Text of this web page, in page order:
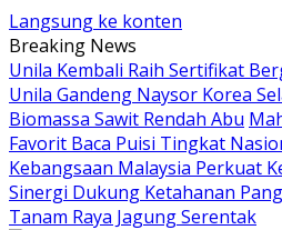
Langsung ke konten
Breaking News
Unila Kembali Raih Sertifikat
Unila Gandeng Naysor Korea
Biomassa Sawit Rendah Abu
Favorit Baca Puisi Tingkat
Kebangsaan Malaysia Perkuat
Sinergi Dukung Ketahanan
Tanam Raya Jagung Serentak